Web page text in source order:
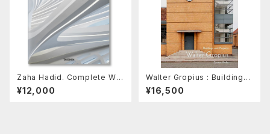
Zaha Hadid. Complete Wor
ks 1979–Today. 2020 Editi
on
¥12,000
Walter Gropius : Buildings
and Projects
¥16,500